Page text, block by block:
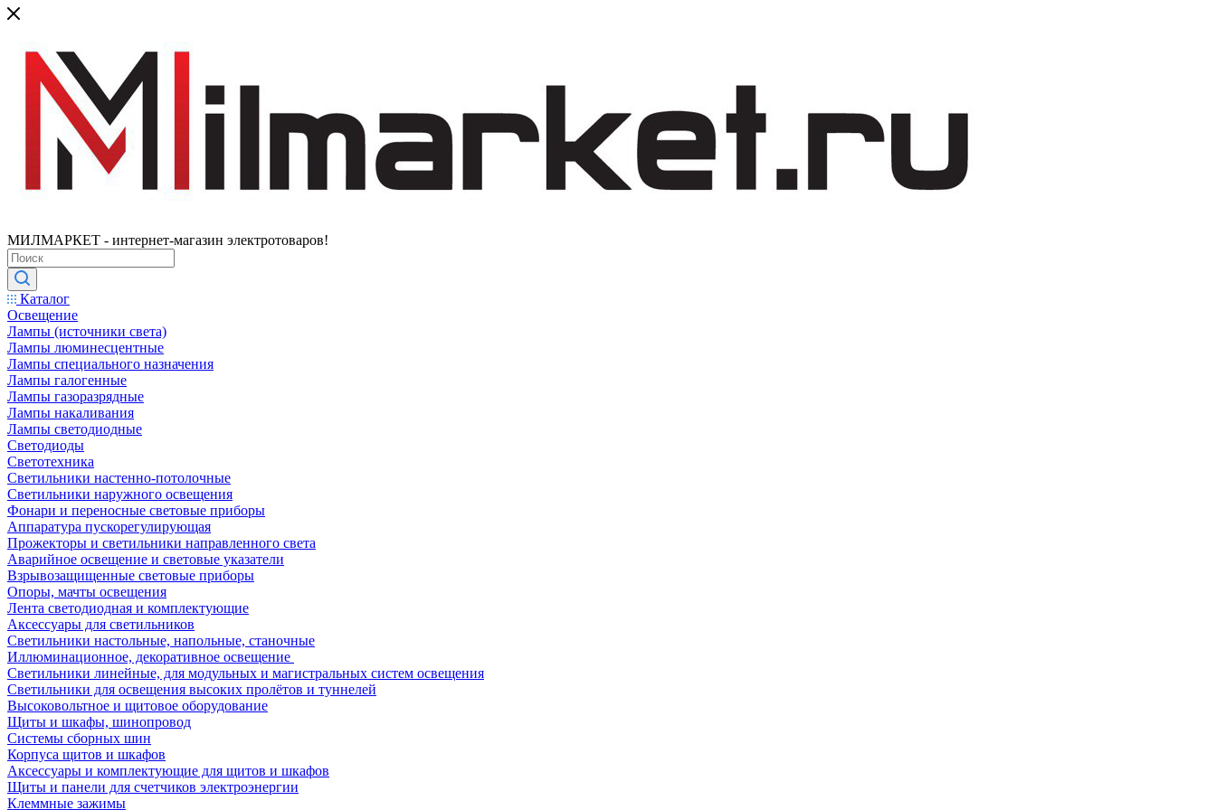
МИЛМАРКЕТ - интернет-магазин электротоваров!
Каталог
Освещение
Лампы (источники света)
Лампы люминесцентные
Лампы специального назначения
Лампы галогенные
Лампы газоразрядные
Лампы накаливания
Лампы светодиодные
Светодиоды
Светотехника
Светильники настенно-потолочные
Светильники наружного освещения
Фонари и переносные световые приборы
Аппаратура пускорегулирующая
Прожекторы и светильники направленного света
Аварийное освещение и световые указатели
Взрывозащищенные световые приборы
Опоры, мачты освещения
Лента светодиодная и комплектующие
Аксессуары для светильников
Светильники настольные, напольные, станочные
Иллюминационное, декоративное освещение
Светильники линейные, для модульных и магистральных систем освещения
Светильники для освещения высоких пролётов и туннелей
Высоковольтное и щитовое оборудование
Щиты и шкафы, шинопровод
Системы сборных шин
Корпуса щитов и шкафов
Аксессуары и комплектующие для щитов и шкафов
Щиты и панели для счетчиков электроэнергии
Клеммные зажимы